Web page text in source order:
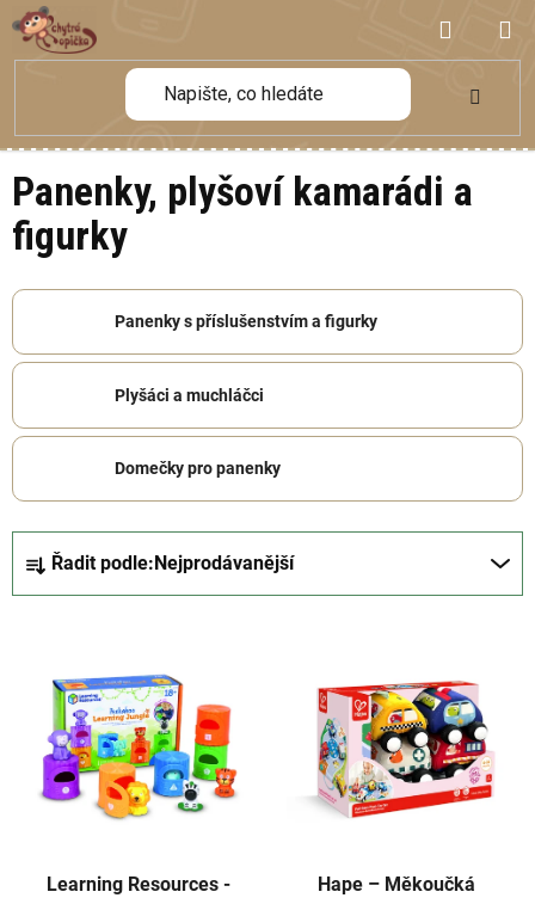
Přejít
na
obsah
KOŠÍK
Panenky, plyšoví kamarádi a
figurky
Panenky s příslušenstvím a figurky
Plyšáci a muchláčci
Domečky pro panenky
Řadit podle: Nejprodávanější
Learning Resources -
Hape – Měkoučká